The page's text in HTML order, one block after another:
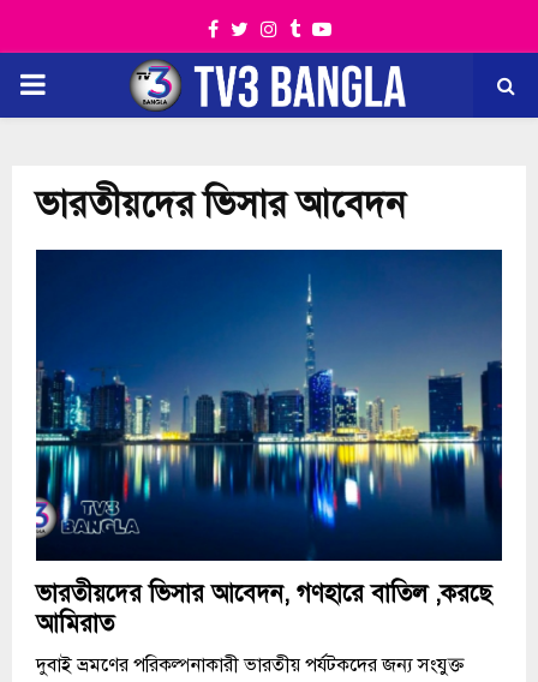
Facebook
TwitterInstagram
TumblrYoutube
PRIMARY
ভারতীয়দের ভিসার আবেদন
ভারতীয়দের ভিসার আবেদন, গণহারে বাতিল ,করছে
আমিরাত
দুবাই ভ্রমণের পরিকল্পনাকারী ভারতীয় পর্যটকদের জন্য সংযুক্ত